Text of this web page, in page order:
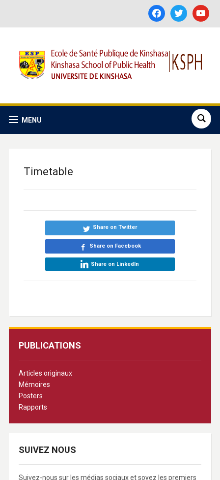
facebooktwitter youtube
MENU
PUBLICATIONS
Articles originaux
Mémoires
Posters
Rapports
SUIVEZ NOUS
Suivez-nous sur les médias sociaux et soyez les premiers
Timetable
Share on Twitter
Share on Facebook
Share on LinkedIn